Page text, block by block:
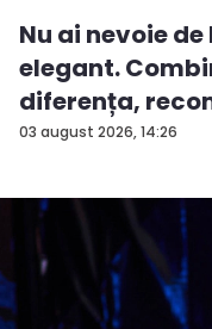
03 august 2026, 14:26
Nu ai nevoie
elegant.
diferența,
And...